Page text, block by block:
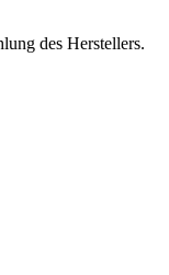
des Herstellers.